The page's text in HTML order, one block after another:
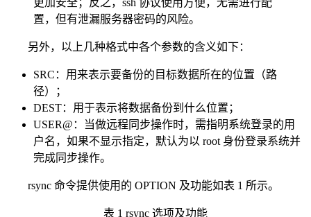
置，但有泄漏服务器密码的风险。
另外，以上几种格式中各个参数的含义如下：
SRC：用来表示要备份的目标数据所在的位置（路
径）；
DEST：用于表示将数据备份到什么位置；
USER@：当做远程同步操作时，需指明系统登录的用
户名，如果不显示指定，默认为以 root 身份登录系统并
完成同步操作。
rsync 命令提供使用的 OPTION 及功能如表 1 所示。
表 1 rsync 选项及功能